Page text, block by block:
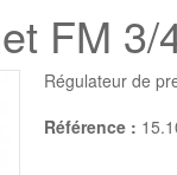
FM 3/
Régulateur de
Référence :